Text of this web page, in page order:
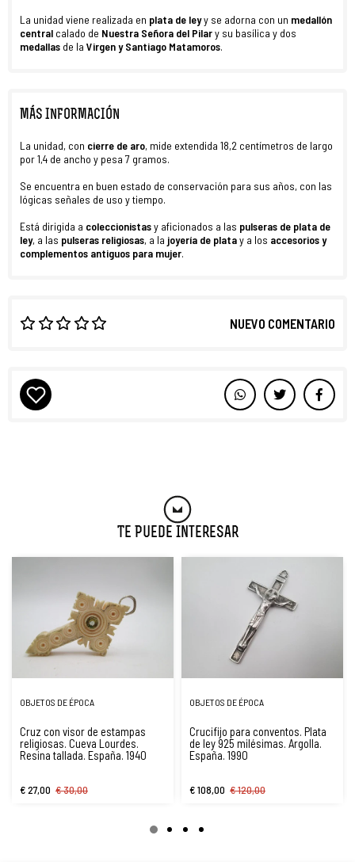
La unidad viene realizada en plata de leyy se adorna con un medallón
central calado de Nuestra Señora del Pilary su basílica y dos
medallas de la Virgen y Santiago Matamoros.
MÁS INFORMACIÓN
La unidad, con cierre de aro, mide extendida 18,2 centímetros de largo
por 1,4 de ancho y pesa 7 gramos.
Se encuentra en buen estado de conservación para sus años, con las
lógicas señales de uso y tiempo.
Está dirigida a coleccionistasy aficionados a las pulseras de plata de
ley, a las pulseras religiosas, a la joyería de platay a los accesorios y
complementos antiguos para mujer.
NUEVO COMENTARIO
Te Puede Interesar
OBJETOS DE ÉPOCA
Cruz con visor de estampas
religiosas. Cueva Lourdes.
Resina tallada. España. 1940
€ 27,00 € 30,00
OBJETOS DE ÉPOCA
Crucifijo para conventos. Plata
de ley 925 milésimas. Argolla.
España. 1990
€ 108,00 € 120,00